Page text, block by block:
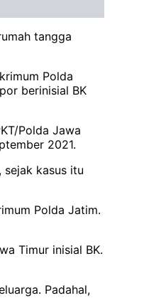
tangga
Polda
berinisial BK
Polda Jawa
2021.
kasus itu
Polda Jatim.
Timur inisial BK.
Padahal,